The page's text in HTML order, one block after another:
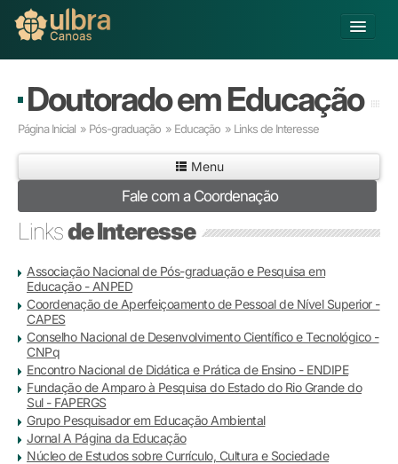
Buscar
Já sou Aluno
Matricule-se
Educação Básica
Graduação
Pós-graduação
Pesquisa
Extensão
Infraestrutura e Serviços
Inovação
Sobre a ULBRA
Doutorado em Educação
Página Inicial » Pós-graduação » Educação » Links de Interesse
Menu
Fale com a Coordenação
Linksde Interesse
Associação Nacional de Pós-graduação e Pesquisa em
Educação - ANPED
Coordenação de Aperfeiçoamento de Pessoal de Nível Superior -
CAPES
Conselho Nacional de Desenvolvimento Científico e Tecnológico -
CNPq
Encontro Nacional de Didática e Prática de Ensino - ENDIPE
Fundação de Amparo à Pesquisa do Estado do Rio Grande do
Sul - FAPERGS
Grupo Pesquisador em Educação Ambiental
Jornal A Página da Educação
Núcleo de Estudos sobre Currículo, Cultura e Sociedade